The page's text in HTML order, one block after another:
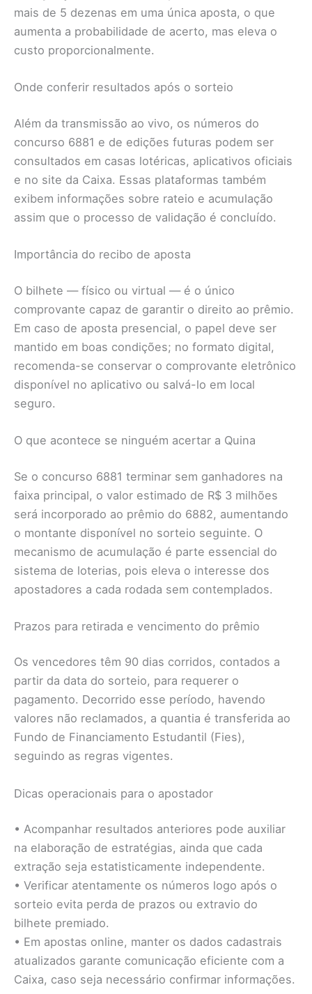
mais de 5 dezenas em uma única aposta, o que
aumenta a probabilidade de acerto, mas eleva o
custo proporcionalmente.
Onde conferir resultados após o sorteio
Além da transmissão ao vivo, os números do
concurso 6881 e de edições futuras podem ser
consultados em casas lotéricas, aplicativos oficiais
e no site da Caixa. Essas plataformas também
exibem informações sobre rateio e acumulação
assim que o processo de validação é concluído.
Importância do recibo de aposta
O bilhete — físico ou virtual — é o único
comprovante capaz de garantir o direito ao prêmio.
Em caso de aposta presencial, o papel deve ser
mantido em boas condições; no formato digital,
recomenda-se conservar o comprovante eletrônico
disponível no aplicativo ou salvá-lo em local
seguro.
O que acontece se ninguém acertar a Quina
Se o concurso 6881 terminar sem ganhadores na
faixa principal, o valor estimado de R$ 3 milhões
será incorporado ao prêmio do 6882, aumentando
o montante disponível no sorteio seguinte. O
mecanismo de acumulação é parte essencial do
sistema de loterias, pois eleva o interesse dos
apostadores a cada rodada sem contemplados.
Prazos para retirada e vencimento do prêmio
Os vencedores têm 90 dias corridos, contados a
partir da data do sorteio, para requerer o
pagamento. Decorrido esse período, havendo
valores não reclamados, a quantia é transferida ao
Fundo de Financiamento Estudantil (Fies),
seguindo as regras vigentes.
Dicas operacionais para o apostador
• Acompanhar resultados anteriores pode auxiliar
na elaboração de estratégias, ainda que cada
extração seja estatisticamente independente.
• Verificar atentamente os números logo após o
sorteio evita perda de prazos ou extravio do
bilhete premiado.
• Em apostas online, manter os dados cadastrais
atualizados garante comunicação eficiente com a
Caixa, caso seja necessário confirmar informações.